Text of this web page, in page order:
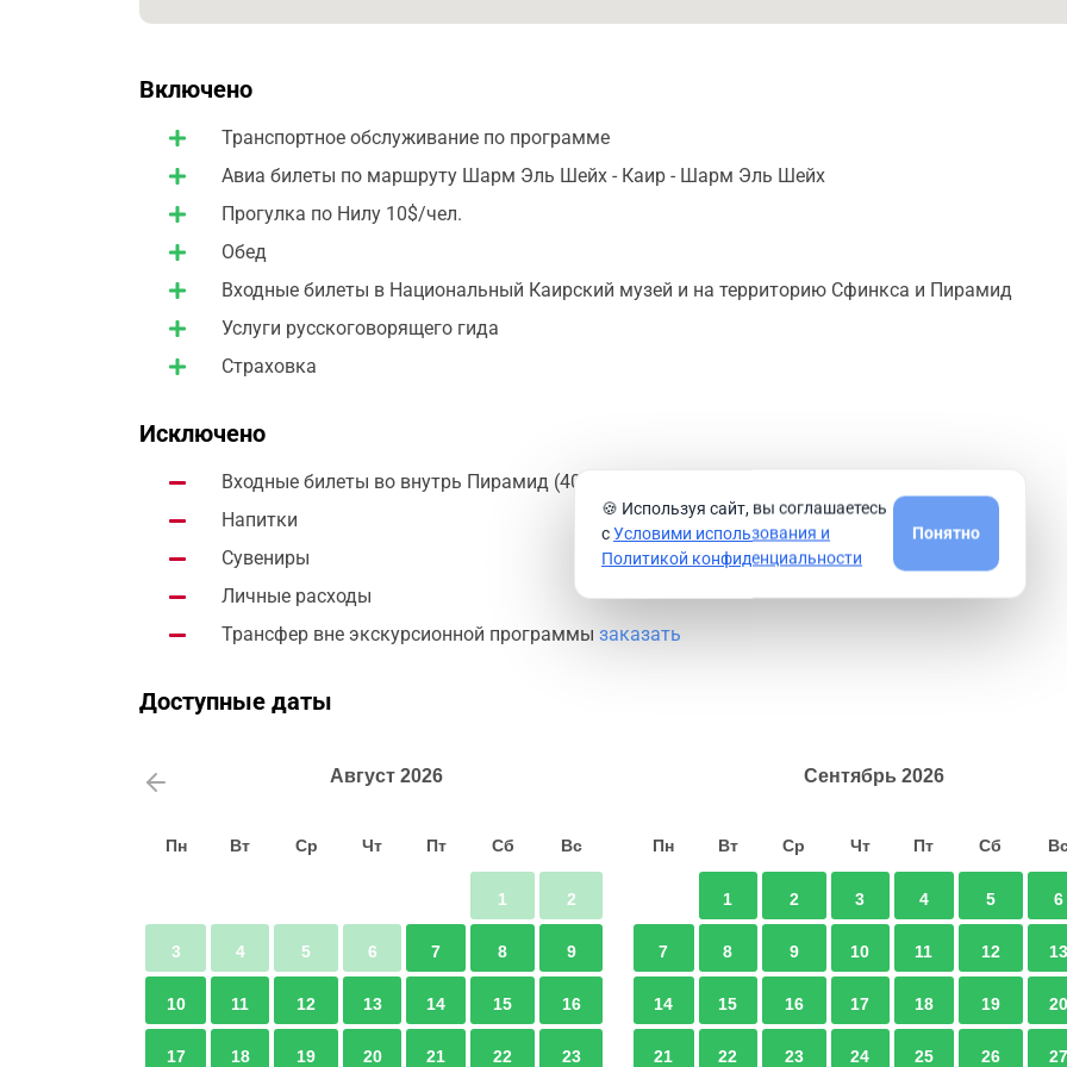
Включено
Транспортное обслуживание по программе
Авиа билеты по маршруту Шарм Эль Шейх - Каир - Шарм Эль Шейх
Прогулка по Нилу 10$/чел.
Обед
Входные билеты в Национальный Каирский музей и на территорию Сфинкса и Пирамид
Услуги русскоговорящего гида
Страховка
Исключено
Входные билеты во внутрь Пирамид (400ег.ф. ~ 25$);
Напитки
Сувениры
Личные расходы
Трансфер вне экскурсионной программы заказать
Доступные даты
Август 2026
Пн Вт Ср Чт Пт Сб Вс
1 2
3 4 5 6 7 8 9
10 11 12 13 14 15 16
17 18 19 20 21 22 23
Сентябрь 2026
Пн Вт Ср Чт Пт Сб
1 2 3 4 5 6
7 8 9 10 11 12 13
14 15 16 17 18 19 20
21 22 23 24 25 26 27
🍪 Используя сайт, вы соглашаетесь
сУсловими использования и
Политикой конфиденциальности
Понятно